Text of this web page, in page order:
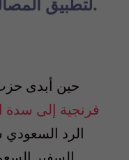
حين أبدى
فرنجية إلى سدة
الرد السعودي